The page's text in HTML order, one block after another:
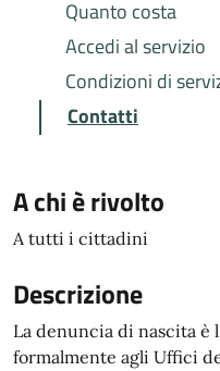
Quanto costa
Accedi al servizio
Condizioni di
Contatti
A chi è rivolto
A tutti i cittadini
Descrizione
La denuncia di nascita è
formalmente agli Uffici